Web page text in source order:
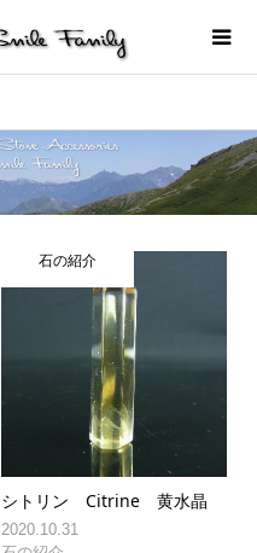
石の紹介
シトリン Citrine 黄水晶
2020.10.31